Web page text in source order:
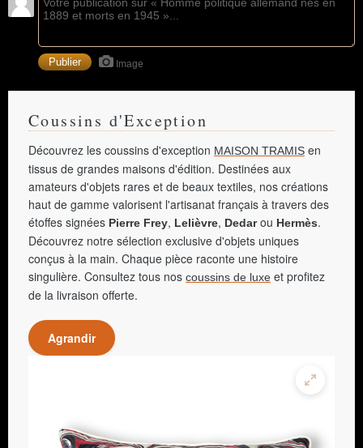
Image
Coussins d'Exception
Découvrez les coussins d'exception MAISON TRAMIS en
tissus de grandes maisons d'édition. Destinées aux
amateurs d'objets rares et de beaux textiles, nos créations
haut de gamme valorisent l'artisanat français à travers des
étoffes signées Pierre Frey, Lelièvre, Dedarou Hermès.
Découvrez notre sélection exclusive d'objets uniques
conçus à la main. Chaque pièce raconte une histoire
singulière. Consultez tous nos coussins de luxe et profitez
de la livraison offerte.
Agrandir